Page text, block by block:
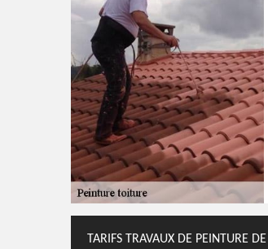
TARIFS TRAVAUX DE PEINTURE